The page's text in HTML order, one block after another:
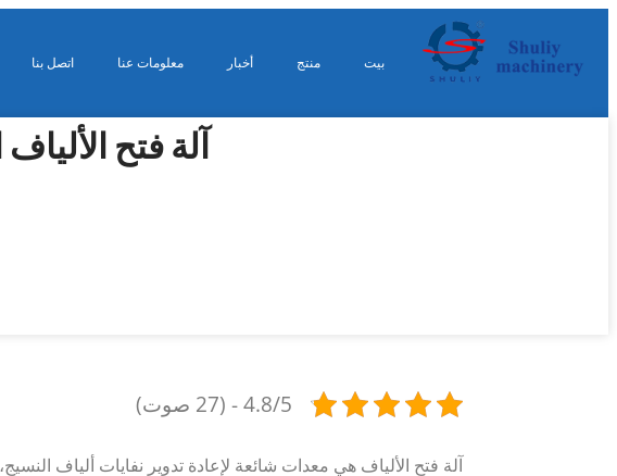
بيت منتج أخبار معلومات عنا اتصل بنا
آلة فتح
4.8/5 - (27 صوت)
آلة فتح الألياف هي معدات شائعة لإعادة تدوير نفايات ألياف